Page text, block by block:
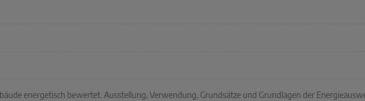
energetisch bewertet. Ausstellung, Verwendung, Grundsätze und Grundlagen der